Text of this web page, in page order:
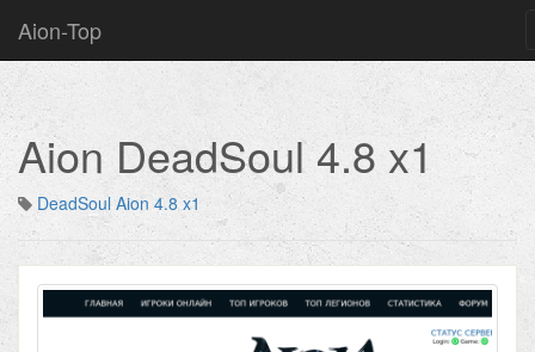
Aion-Top
Aion DeadSoul 4.8 x1
DeadSoul Aion 4.8 x1